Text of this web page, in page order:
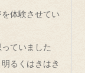
体験させてい
ていました
るくはきはき